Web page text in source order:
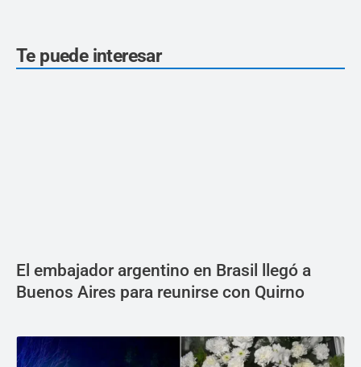
Te puede interesar
El embajador argentino en Brasil llegó a
Buenos Aires para reunirse con Quirno